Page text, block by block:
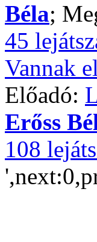
Béla;
45
Vannak
Előadó:
Erőss
108